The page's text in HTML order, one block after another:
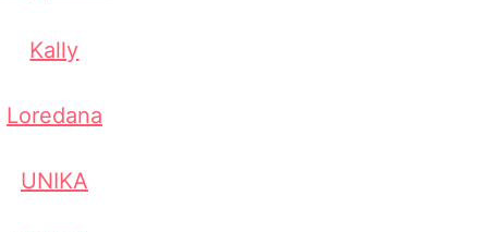
Kally
Loredana
UNIKA